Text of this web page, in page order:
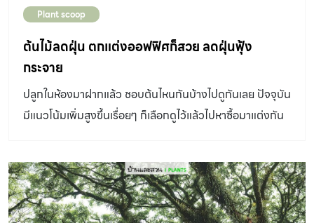
Plant scoop
ต้นไม้ลดฝุ่น ตกแต่งออฟฟิศก็สวย ลดฝุ่นฟุ้ง
กระจาย
ปลูกในห้องมาฝากแล้ว ชอบต้นไหนกันบ้างไปดูกันเลย ปัจจุบัน
มีแนวโน้มเพิ่มสูงขึ้นเรื่อยๆ ก็เลือกดูไว้แล้วไปหาซื้อมาแต่งกัน